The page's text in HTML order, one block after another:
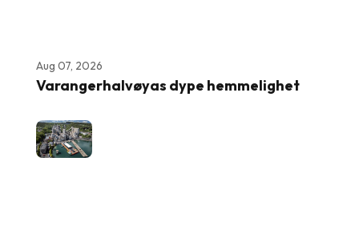
Aug 07, 2026
Varangerhalvøyas dype hemmelighet